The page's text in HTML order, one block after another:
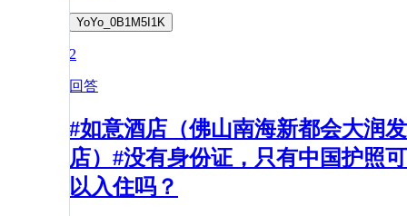
YoYo_0B1M5I1K
2
回答
#如意酒店（佛山南海新都会大润发
店）#没有身份证，只有中国护照可
以入住吗？